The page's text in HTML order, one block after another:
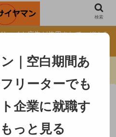
転職サイトの真実
エイト広告が使用されてっぞ！み
ハロワに行くのはや
ト企業に就職できね
検索
｜空白期間あ
リーターでも
企業に就職す
っと見る